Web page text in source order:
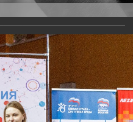
Задать вопрос
Базы данных